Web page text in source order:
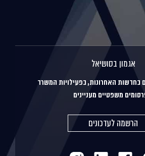
אגמון בסושיאל
בחדשות האחרונות, בפעילויות המשרד
משפטיים מעניינים
הרשמה לעדכונים